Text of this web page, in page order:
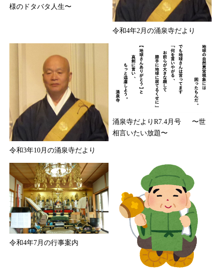
様のドタバタ人生〜
令和4年2月の涌泉寺だより
令和3年10月の涌泉寺だより
涌泉寺だよりR7.4月号 〜世
相言いたい放題〜
令和4年7月の行事案内